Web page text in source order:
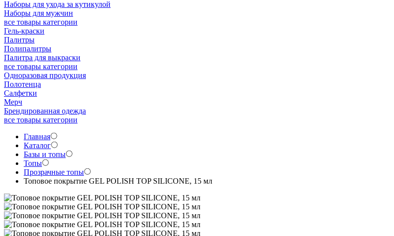
Наборы для ухода за кутикулой
Наборы для мужчин
все товары категории
Гель-краски
Палитры
Полипалитры
Палитра для выкраски
все товары категории
Одноразовая продукция
Полотенца
Салфетки
Мерч
Брендированная одежда
все товары категории
Главная
Каталог
Базы и топы
Топы
Прозрачные топы
Топовое покрытие GEL POLISH TOP SILICONE, 15 мл